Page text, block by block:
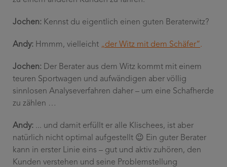
Jochen: Kennst du eigentlich einen guten Beraterwitz?
Andy: Hmmm, vielleicht „der Witz mit dem Schäfer“.
Jochen: Der Berater aus dem Witz kommt mit einem
teuren Sportwagen und aufwändigen aber völlig
sinnlosen Analyseverfahren daher – um eine Schafherde
zu zählen …
Andy: ... und damit erfüllt er alle Klischees, ist aber
natürlich nicht optimal aufgestellt 😉 Ein guter Berater
kann in erster Linie eins – gut und aktiv zuhören, den
Kunden verstehen und seine Problemstellung